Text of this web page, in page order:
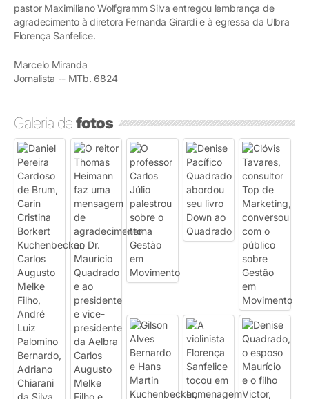
pastor Maximiliano Wolfgramm Silva entregou lembrança de
agradecimento à diretora Fernanda Girardi e à egressa da Ulbra
Florença Sanfelice.
Marcelo Miranda
Jornalista -- MTb. 6824
Galeria defotos